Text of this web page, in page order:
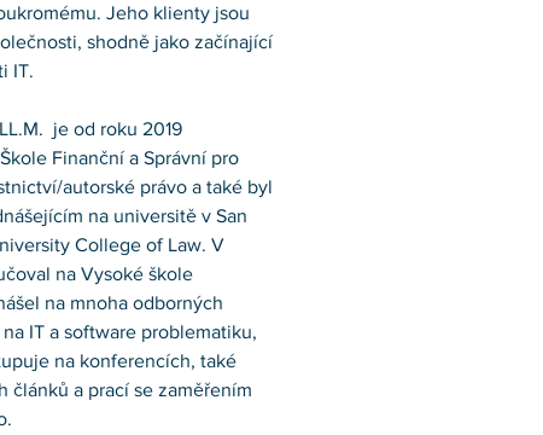
Jeho klienty jsou
shodně jako začínající
IT.
je od roku 2019
Finanční a Správní pro
autorské právo a také byl
na universitě v San
College of Law. V
na Vysoké škole
na mnoha odborných
IT a software problematiku,
na konferencích, také
článků a prací se zaměřením